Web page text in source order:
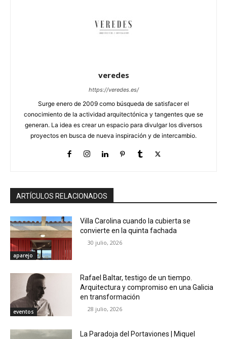
veredes
https://veredes.es/
Surge enero de 2009 como búsqueda de satisfacer el
conocimiento de la actividad arquitectónica y tangentes que se
generan. La idea es crear un espacio para divulgar los diversos
proyectos en busca de nueva inspiración y de intercambio.
ARTÍCULOS RELACIONADOS
aparejo
Villa Carolina cuando la cubierta se
convierte en la quinta fachada
30 julio, 2026
eventos
Rafael Baltar, testigo de un tiempo.
Arquitectura y compromiso en una Galicia
en transformación
28 julio, 2026
La Paradoja del Portaviones | Miquel